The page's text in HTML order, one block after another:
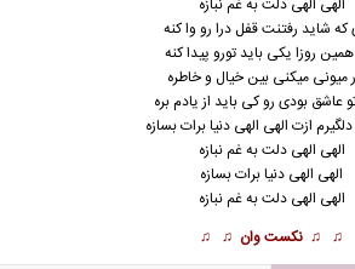
که شاید رفتنت قفل درا رو وا کنه
همین روزا یکی باید تورو پیدا کنه
میونی میکنی بین خیال و خاطره
عاشق بودی رو کی باید از یادم بره
دلگیرم ازت الهی الهی دنیا برات بسازه
الهی الهی دلت به غم نبازه
الهی الهی دنیا برات بسازه
الهی الهی دلت به غم نبازه
♫ ♫ نکست وان ♫ ♫